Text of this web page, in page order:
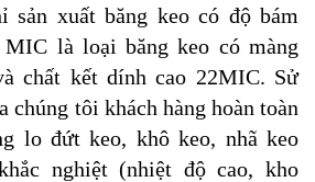
sản xuất băng keo có độ bám
là loại băng keo có màng
chất kết dính cao 22MIC. Sử
chúng tôi khách hàng hoàn toàn
lo đứt keo, khô keo, nhã keo
nghiệt (nhiệt độ cao, kho